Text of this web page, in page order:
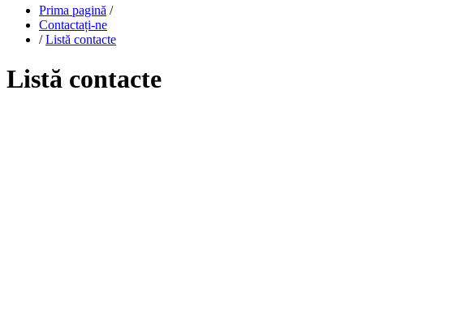
Prima pagină /
Contactați-ne
/ Listă contacte
Listă contacte